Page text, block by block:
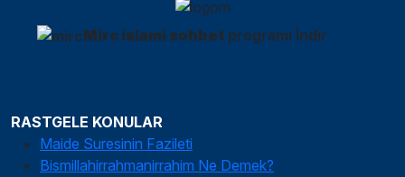
Mirc islami sohbet programı İndir
RASTGELE KONULAR
Maide Suresinin Fazileti
Bismillahirrahmanirrahim Ne Demek?